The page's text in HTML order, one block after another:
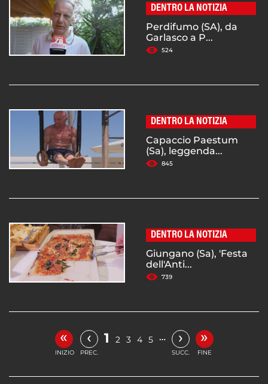
DENTRO LA NOTIZIA
Perdifumo (SA), da
Garlasco a P...
524
DENTRO LA NOTIZIA
Capaccio Paestum
(Sa), leggenda...
845
DENTRO LA NOTIZIA
Giungano (Sa), 'Festa
dell'Anti...
739
«
INIZIO
‹
PREC.
1 2 3 4 5 … ›
SUCC.
»
FINE